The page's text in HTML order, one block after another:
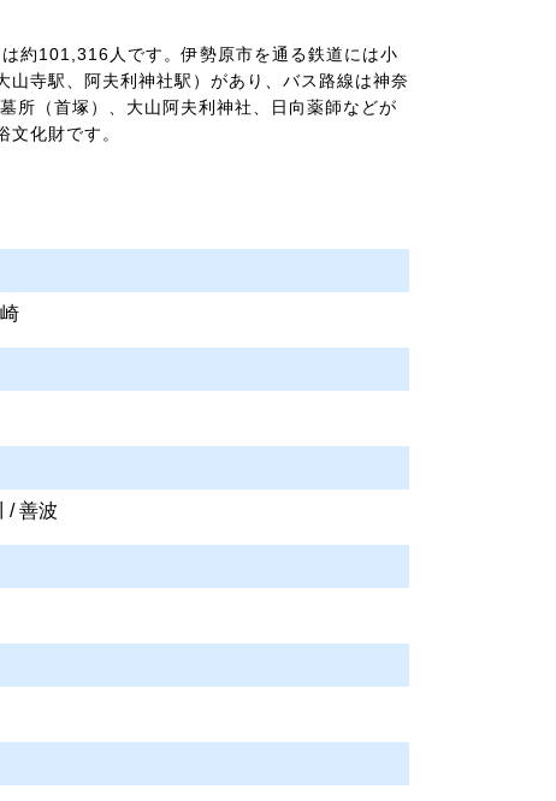
約101,316人です。伊勢原市を通る鉄道には小
寺駅、阿夫利神社駅）があり、バス路線は神奈
所（首塚）、大山阿夫利神社、日向薬師などが
化財です。
/ 善波